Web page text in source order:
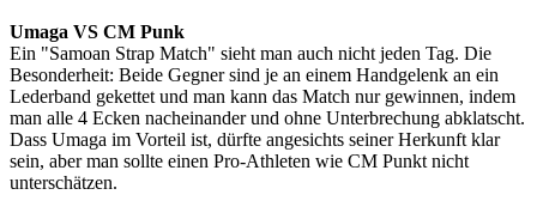
Umaga VS CM Punk
Ein "Samoan Strap Match" sieht man auch nicht jeden Tag. Die
Besonderheit: Beide Gegner sind je an einem Handgelenk an ein
Lederband gekettet und man kann das Match nur gewinnen, indem
man alle 4 Ecken nacheinander und ohne Unterbrechung abklatscht.
Dass Umaga im Vorteil ist, dürfte angesichts seiner Herkunft klar
sein, aber man sollte einen Pro-Athleten wie CM Punkt nicht
unterschätzen.